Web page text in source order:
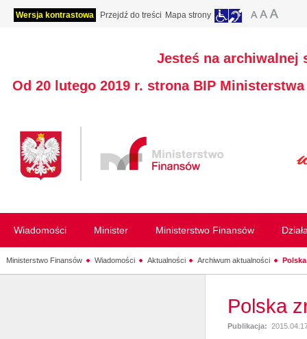
Wersja kontrastowa Przejdź do treści Mapa strony
Jesteś na archiwalnej
Od 20 lutego 2019 r. strona BIP
Wiadomości Minister Ministerstwo Finansów
Ministerstwo Finansów Wiadomości Aktualności Archiwum aktualności
Polska
Publikacja: